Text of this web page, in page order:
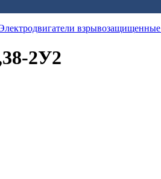
взрывозащищенные
2У2